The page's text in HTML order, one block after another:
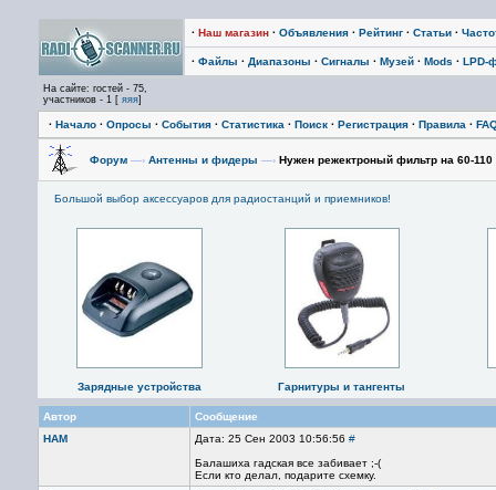
· Наш магазин · Объявления · Рейтинг · Статьи ·
· Файлы · Диапазоны · Сигналы · Музей · Mods · LPD-
На сайте: гостей - 75,
участников - 1 [ яяя]
· Начало · Опросы · События · Статистика · Поиск · Регистрация · Правила ·
Форум —› Антенны и фидеры —› Нужен режектроный фильтр на 60-110
Большой выбор аксессуаров для радиостанций и приемников!
Зарядные устройства Гарнитуры и тангенты
Автор
Сообщение
HАМ
Дата: 25 Сен 2003 10:56:56 #
Балашиха гадская все забивает ;-(
Если кто делал, подарите схемку.